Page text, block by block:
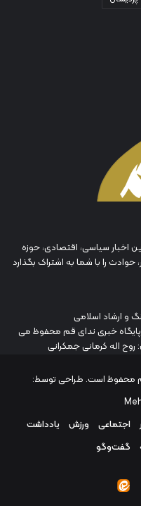
اخبار سیاسی، اقتصادی، حوزه
را با شما به اشتراک بگذارد
و ارشاد اسلامی
خبری ندای قم محفوظ می
اله کرمانی جمکرانی
محفوظ است. طراحی توسط:
اجتماعی ورزش
یادداشت
گفت‌وگو
تلگرام